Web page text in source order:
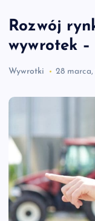
Rozwój
wywrotek
Wywrotki 28